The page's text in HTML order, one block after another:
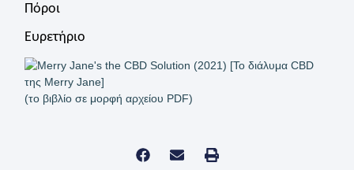
Πόροι
Ευρετήριο
(το βιβλίο σε μορφή αρχείου PDF)